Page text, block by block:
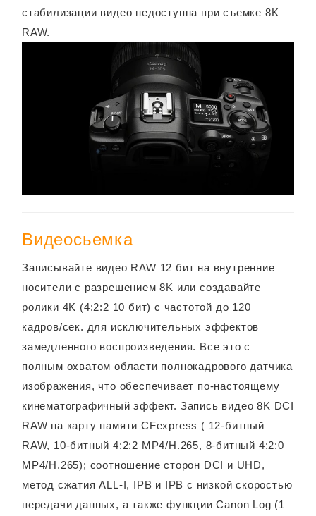
стабилизации видео недоступна при съемке 8K
RAW.
Видеосьемка
Записывайте видео RAW 12 бит на внутренние
носители с разрешением 8K или создавайте
ролики 4K (4:2:2 10 бит) с частотой до 120
кадров/сек. для исключительных эффектов
замедленного воспроизведения. Все это с
полным охватом области полнокадрового датчика
изображения, что обеспечивает по-настоящему
кинематографичный эффект. Запись видео 8K DCI
RAW на карту памяти CFexpress ( 12-битный
RAW, 10-битный 4:2:2 MP4/H.265, 8-битный 4:2:0
MP4/H.265); соотношение сторон DCI и UHD,
метод сжатия ALL-I, IPB и IPB с низкой скоростью
передачи данных, а также функции Canon Log (1